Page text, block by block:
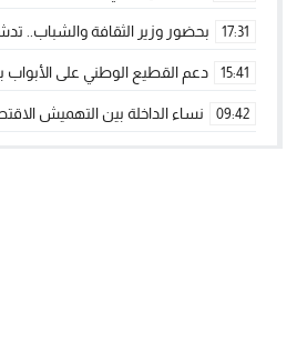
17:31 بحضور وزير الثقافة والشباب.. تدشين
15:41 دعم القطيع الوطني على الأبواب
09:42 نساء الداخلة بين التهميش